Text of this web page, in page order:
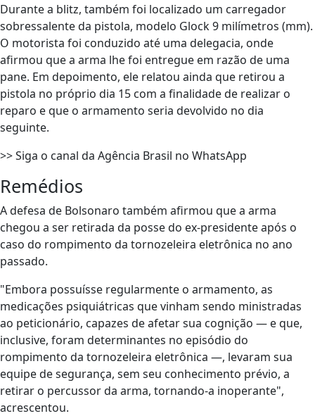
Durante a blitz, também foi localizado um carregador
sobressalente da pistola, modelo Glock 9 milímetros (mm).
O motorista foi conduzido até uma delegacia, onde
afirmou que a arma lhe foi entregue em razão de uma
pane. Em depoimento, ele relatou ainda que retirou a
pistola no próprio dia 15 com a finalidade de realizar o
reparo e que o armamento seria devolvido no dia
seguinte.
>> Siga o canal da Agência Brasil no WhatsApp
Remédios
A defesa de Bolsonaro também afirmou que a arma
chegou a ser retirada da posse do ex-presidente após o
caso do rompimento da tornozeleira eletrônica no ano
passado.
"Embora possuísse regularmente o armamento, as
medicações psiquiátricas que vinham sendo ministradas
ao peticionário, capazes de afetar sua cognição — e que,
inclusive, foram determinantes no episódio do
rompimento da tornozeleira eletrônica —, levaram sua
equipe de segurança, sem seu conhecimento prévio, a
retirar o percussor da arma, tornando-a inoperante",
acrescentou.